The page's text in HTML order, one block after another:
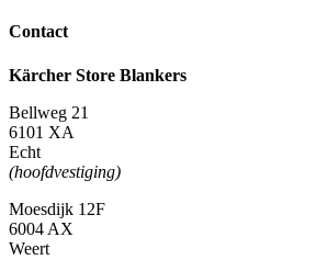
Contact
Kärcher Store Blankers
Bellweg 21
6101 XA
Echt
(hoofdvestiging)
Moesdijk 12F
6004 AX
Weert